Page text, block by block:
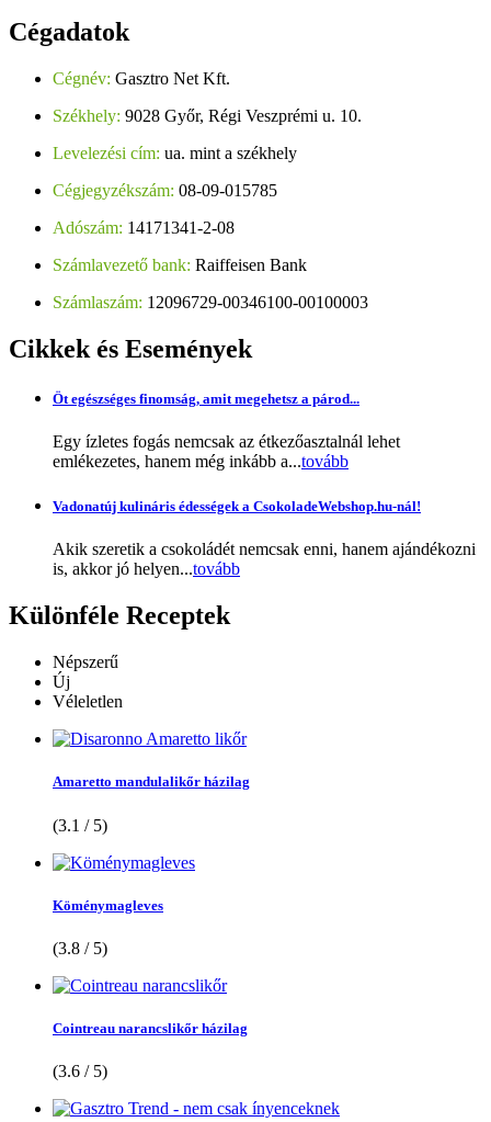
Cégadatok
Cégnév: Gasztro Net Kft.
Székhely: 9028 Győr, Régi Veszprémi u. 10.
Levelezési cím: ua. mint a székhely
Cégjegyzékszám: 08-09-015785
Adószám: 14171341-2-08
Számlavezető bank: Raiffeisen Bank
Számlaszám: 12096729-00346100-00100003
Cikkek és Események
Öt egészséges finomság, amit megehetsz a párod...
Egy ízletes fogás nemcsak az étkezőasztalnál lehet
emlékezetes, hanem még inkább a...tovább
Vadonatúj kulináris édességek a CsokoladeWebshop.hu-nál!
Akik szeretik a csokoládét nemcsak enni, hanem ajándékozni
is, akkor jó helyen...tovább
Különféle Receptek
Népszerű
Új
Véleletlen
Amaretto mandulalikőr házilag
(3.1 / 5)
Köménymagleves
(3.8 / 5)
Cointreau narancslikőr házilag
(3.6 / 5)